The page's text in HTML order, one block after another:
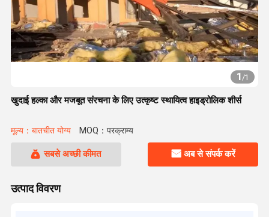
1/1
खुदाई हल्का और मजबूत संरचना के लिए उत्कृष्ट स्थायित्व हाइड्रोलिक शीर्स
मूल्य：बातचीत योग्य MOQ：परक्राम्य
सबसे अच्छी कीमत अब से संपर्क करें
उत्पाद विवरण